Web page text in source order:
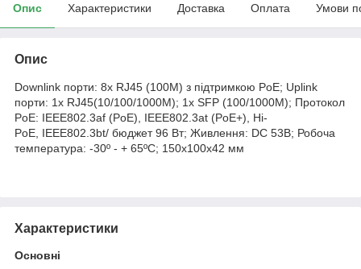
Опис Характеристики Доставка Оплата Умови
Опис
Downlink порти: 8x RJ45 (100M) з підтримкою PoE; Uplink
порти: 1x RJ45(10/100/1000M); 1x SFP (100/1000M); Протокол
PoE: IEEE802.3af (PoE), IEEE802.3at (PoE+), Hi-
PoE, IEEE802.3bt/ бюджет 96 Вт; Живлення: DC 53В; Робоча
температура: -30º - + 65ºC; 150x100x42 мм
Характеристики
Основні